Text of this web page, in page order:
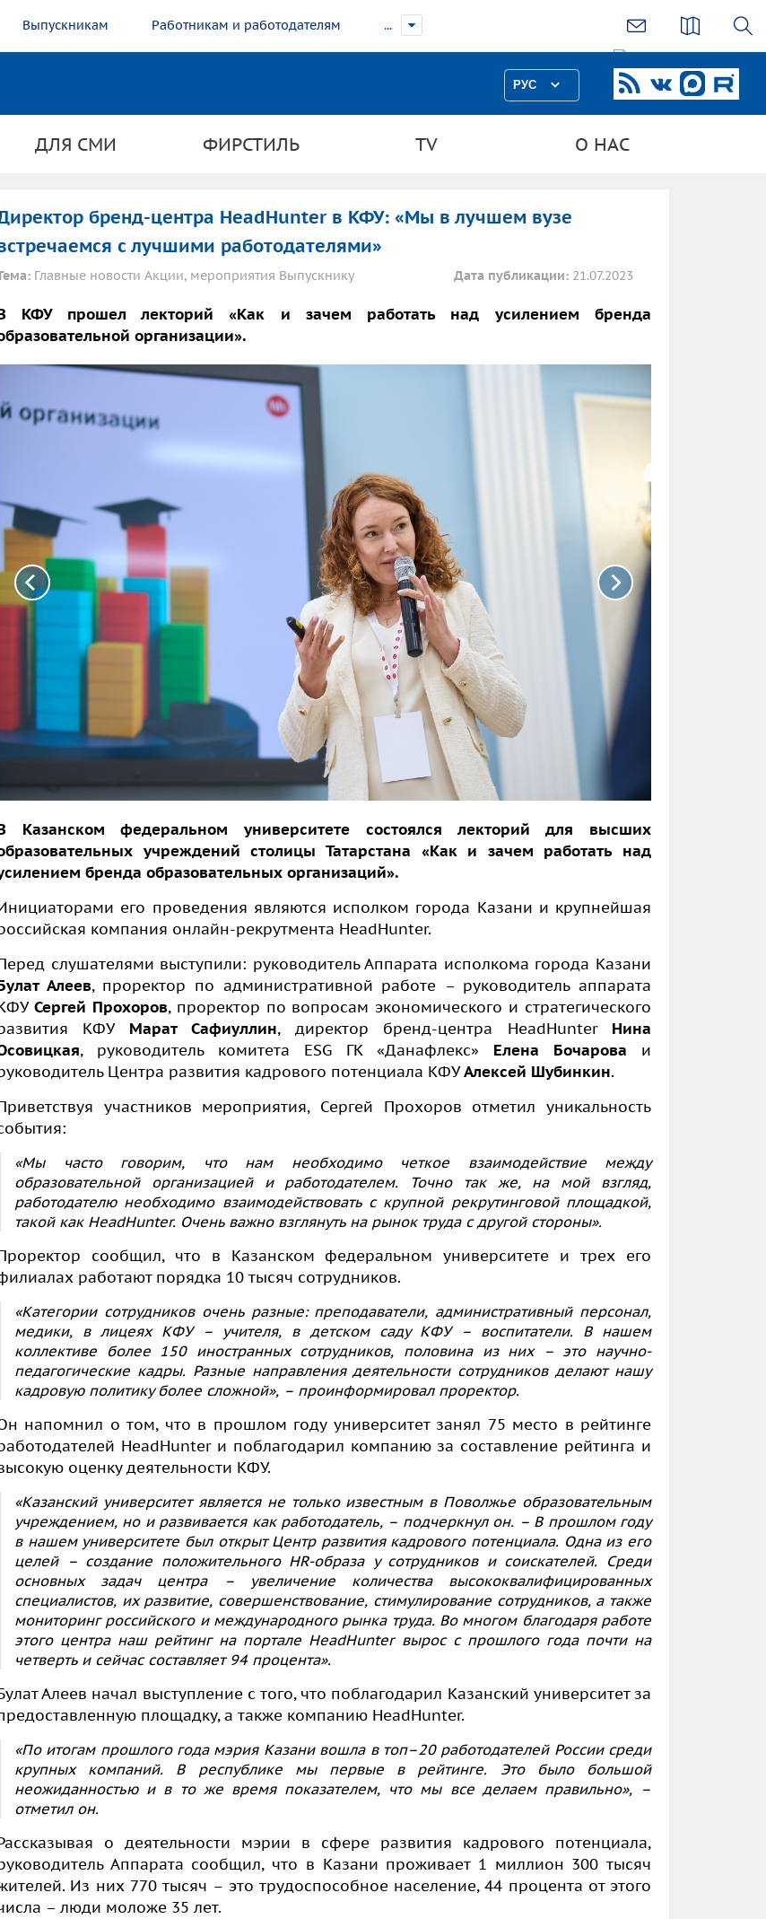
Выпускникам Работникам и работодателям ...
РУС
ДЛЯ СМИ ФИРСТИЛЬ TV О НАС
бренд-центра HeadHunter в КФУ: «Мы в лучшем вузе
с лучшими работодателями»
Главные новости Акции, мероприятия Выпускнику Дата публикации: 21.07.2023
КФУ прошел лекторий «Как и зачем работать над усилением бренда
организации».
Казанском федеральном университете состоялся лекторий для высших
учреждений столицы Татарстана «Как и зачем работать над
бренда образовательных организаций».
его проведения являются исполком города Казани и крупнейшая
компания онлайн-рекрутмента HeadHunter.
слушателями выступили: руководитель Аппарата исполкома города Казани
Алеев, проректор по административной работе – руководитель аппарата
Сергей Прохоров, проректор по вопросам экономического и стратегического
КФУ Марат Сафиуллин, директор бренд-центра HeadHunter Нина
, руководитель комитета ESG ГК «Данафлекс» Елена Бочарова и
Центра развития кадрового потенциала КФУАлексей Шубинкин.
участников мероприятия, Сергей Прохоров отметил уникальность
«Мы часто говорим, что нам необходимо четкое взаимодействие между
образовательной организацией и работодателем. Точно так же, на мой взгляд,
работодателю необходимо взаимодействовать с крупной рекрутинговой площадкой,
такой как HeadHunter. Очень важно взглянуть на рынок труда с другой стороны».
сообщил, что в Казанском федеральном университете и трех его
работают порядка 10 тысяч сотрудников.
«Категории сотрудников очень разные: преподаватели, административный персонал,
медики, в лицеях КФУ – учителя, в детском саду КФУ – воспитатели. В нашем
коллективе более 150 иностранных сотрудников, половина из них – это научно-
педагогические кадры. Разные направления деятельности сотрудников делают нашу
кадровую политику более сложной», – проинформировал проректор.
напомнил о том, что в прошлом году университет занял 75 место в рейтинге
HeadHunter и поблагодарил компанию за составление рейтинга и
оценку деятельности КФУ.
«Казанский университет является не только известным в Поволжье образовательным
учреждением, но и развивается как работодатель, – подчеркнул он. – В прошлом году
в нашем университете был открыт Центр развития кадрового потенциала. Одна из его
целей – создание положительного HR-образа у сотрудников и соискателей. Среди
основных задач центра – увеличение количества высококвалифицированных
специалистов, их развитие, совершенствование, стимулирование сотрудников, а также
мониторинг российского и международного рынка труда. Во многом благодаря работе
этого центра наш рейтинг на портале HeadHunter вырос с прошлого года почти на
четверть и сейчас составляет 94 процента».
Алеев начал выступление с того, что поблагодарил Казанский университет за
площадку, а также компанию HeadHunter.
«По итогам прошлого года мэрия Казани вошла в топ–20 работодателей России среди
крупных компаний. В республике мы первые в рейтинге. Это было большой
неожиданностью и в то же время показателем, что мы все делаем правильно», –
отметил он.
о деятельности мэрии в сфере развития кадрового потенциала,
Аппарата сообщил, что в Казани проживает 1 миллион 300 тысяч
Из них 770 тысяч – это трудоспособное население, 44 процента от этого
– люди моложе 35 лет.